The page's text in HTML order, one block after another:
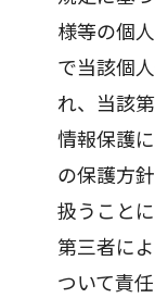
様等の個
で当該個
れ、当該
情報保護
の保護方
扱うこと
第三者に
ついて責